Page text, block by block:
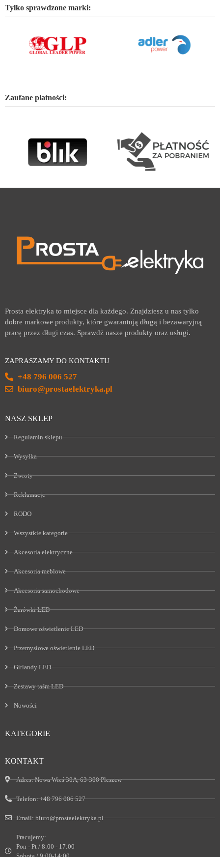
Tylko sprawdzone marki:
Zaufane płatności:
Prosta elektryka to miejsce dla każdego. Znajdziesz u nas tylko
dobre markowe produkty, które gwarantują długą i bezawaryjną
pracę przez długi czas. Sprawdź nasze produkty oraz usługi.
ZAPRASZAMY DO KONTAKTU
+48 796 006 527
biuro@prostaelektryka.pl
NASZ SKLEP
Regulamin sklepu
Wysyłka
Zwroty
Reklamacje
RODO
Wszystkie kategorie
Akcesoria elektryczne
Akcesoria meblowe
Akcesoria samochodowe
Żarówki LED
Domowe oświetlenie LED
Przemysłowe oświetlenie LED
Girlandy LED
Zestawy taśm LED
Nowości
KATEGORIE
KONTAKT
Adres:Nowa Wieś 30A, 63-300 Pleszew
Telefon:+48 796 006 527
Email:biuro@prostaelektryka.pl
Pracujemy:
Pon - Pt / 8:00 - 17:00